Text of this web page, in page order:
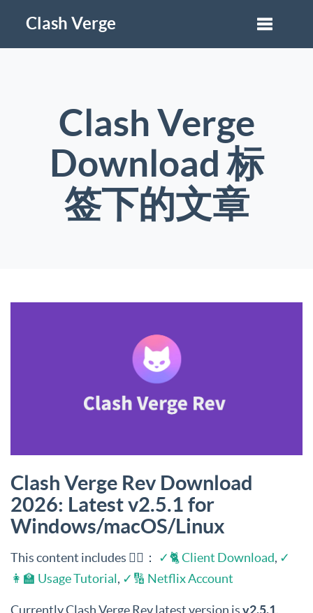
Clash Verge
Clash Verge
Download 标
签下的文章
Clash Verge Rev Download
2026: Latest v2.5.1 for
Windows/macOS/Linux
This content includes 👉🏻： ✓🐈 Client Download, ✓
👩‍🏫 Usage Tutorial, ✓🔢 Netflix Account